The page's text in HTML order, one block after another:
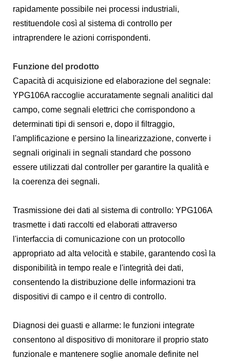
rapidamente possibile nei processi industriali,
restituendole così al sistema di controllo per
intraprendere le azioni corrispondenti.
Funzione del prodotto
Capacità di acquisizione ed elaborazione del segnale:
YPG106A raccoglie accuratamente segnali analitici dal
campo, come segnali elettrici che corrispondono a
determinati tipi di sensori e, dopo il filtraggio,
l'amplificazione e persino la linearizzazione, converte i
segnali originali in segnali standard che possono
essere utilizzati dal controller per garantire la qualità e
la coerenza dei segnali.
Trasmissione dei dati al sistema di controllo: YPG106A
trasmette i dati raccolti ed elaborati attraverso
l'interfaccia di comunicazione con un protocollo
appropriato ad alta velocità e stabile, garantendo così la
disponibilità in tempo reale e l'integrità dei dati,
consentendo la distribuzione delle informazioni tra
dispositivi di campo e il centro di controllo.
Diagnosi dei guasti e allarme: le funzioni integrate
consentono al dispositivo di monitorare il proprio stato
funzionale e mantenere soglie anomale definite nel